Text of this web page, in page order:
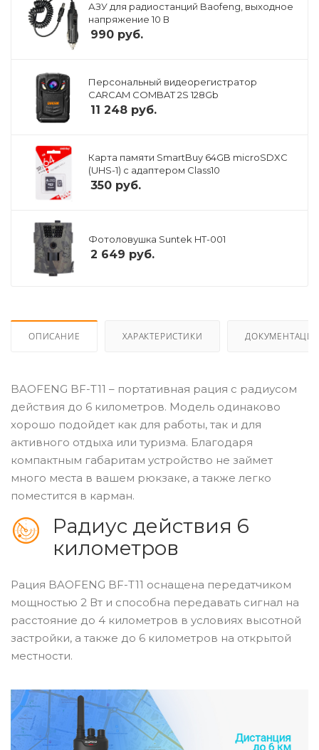
АЗУ для радиостанций Baofeng, выходное
напряжение 10 В
990 руб.
Персональный видеорегистратор
CARCAM COMBAT 2S 128Gb
11 248 руб.
Карта памяти SmartBuy 64GB microSDXC
(UHS-1) с адаптером Class10
350 руб.
Фотоловушка Suntek HT-001
2 649 руб.
ОПИСАНИЕ ХАРАКТЕРИСТИКИ ДОКУМЕНТАЦИЯ
BAOFENG BF-T11 – портативная рация с радиусом
действия до 6 километров. Модель одинаково
хорошо подойдет как для работы, так и для
активного отдыха или туризма. Благодаря
компактным габаритам устройство не займет
много места в вашем рюкзаке, а также легко
поместится в карман.
Радиус действия 6
километров
Рация BAOFENG BF-T11 оснащена передатчиком
мощностью 2 Вт и способна передавать сигнал на
расстояние до 4 километров в условиях высотной
застройки, а также до 6 километров на открытой
местности.